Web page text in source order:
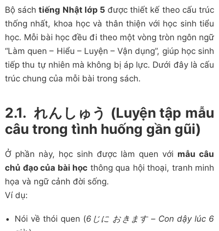
Bộ sáchtiếng Nhật lớp 5 được thiết kế theo cấu trúc
thống nhất, khoa học và thân thiện với học sinh tiểu
học. Mỗi bài học đều đi theo một vòng tròn ngôn ngữ
“Làm quen – Hiểu – Luyện – Vận dụng”, giúp học sinh
tiếp thu tự nhiên mà không bị áp lực. Dưới đây là cấu
trúc chung của mỗi bài trong sách.
2.1. れんしゅう (Luyện tập mẫu
câu trong tình huống gần gũi)
Ở phần này, học sinh được làm quen với mẫu câu
chủ đạo của bài học thông qua hội thoại, tranh minh
họa và ngữ cảnh đời sống.
Ví dụ:
Nói về thói quen (6じに おきます – Con dậy lúc 6